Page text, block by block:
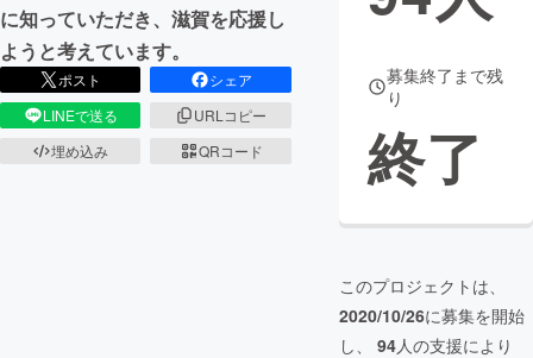
に知っていただき、滋賀を応援し
ようと考えています。
ポスト
シェア
LINEで送る
URLコピー
埋め込み
QRコード
募集終了まで残
り
終了
このプロジェクトは、
2020/10/26に募集を開始
し、 94人の支援により